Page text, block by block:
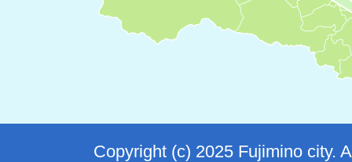
Copyright (c) 2025 Fujimino city.